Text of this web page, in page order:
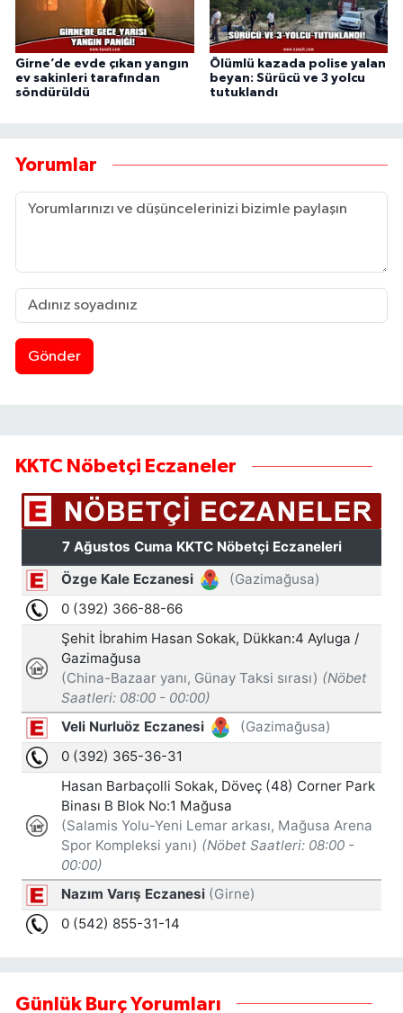
Girne’de evde çıkan yangın
ev sakinleri tarafından
söndürüldü
Ölümlü kazada polise yalan
beyan: Sürücü ve 3 yolcu
tutuklandı
Yorumlar
Gönder
KKTC Nöbetçi Eczaneler
Günlük Burç Yorumları